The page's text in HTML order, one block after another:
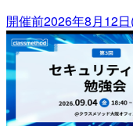
開催前2026年8月12